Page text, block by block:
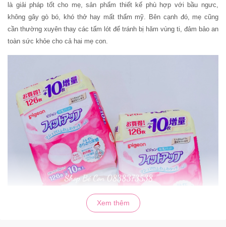
là giải pháp tốt cho mẹ, sản phẩm thiết kế phù hợp với bầu ngưc,
không gây gò bó, khó thở hay mất thẩm mỹ. Bên cạnh đó, mẹ cũng
cần thường xuyên thay các tấm lót để tránh bị hăm vùng ti, đảm bảo an
toàn sức khỏe cho cả hai mẹ con.
Xem thêm